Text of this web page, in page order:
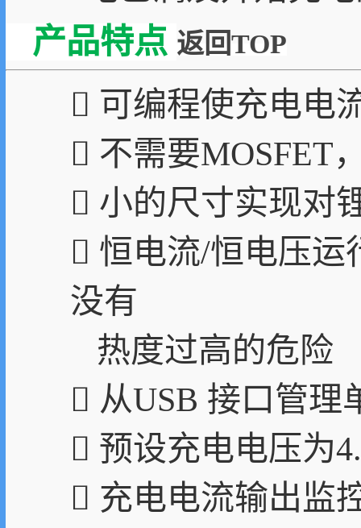
产品特点 返回TOP
 可编程使充电电
 不需要MOSFET
 小的尺寸实现对
 恒电流/恒电压运
没有
热度过高的危险
 从USB 接口管理
 预设充电电压为
 充电电流输出监